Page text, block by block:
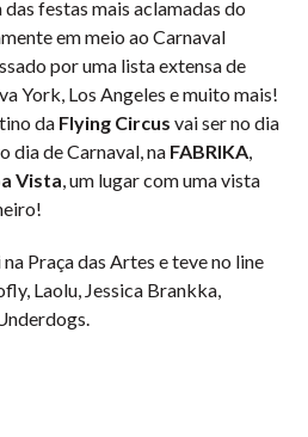
festas mais aclamadas do
em meio ao Carnaval
por uma lista extensa de
York, Los Angeles e muito mais!
da Flying Circus vai ser no dia
dia de Carnaval, na FABRIKA,
Vista, um lugar com uma vista
Praça das Artes e teve no line
Laolu, Jessica Brankka,